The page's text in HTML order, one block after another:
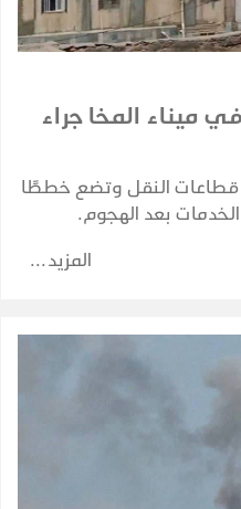
ميناء المخا جراء
قطاعات النقل وتضع خططًا
بعد الهجوم.
المزيد